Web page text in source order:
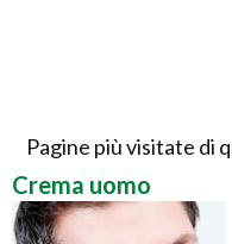
Pagine più visitate di
Crema uomo